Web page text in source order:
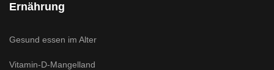
Ernährung
Gesund essen im Alter
Vitamin-D-Mangelland